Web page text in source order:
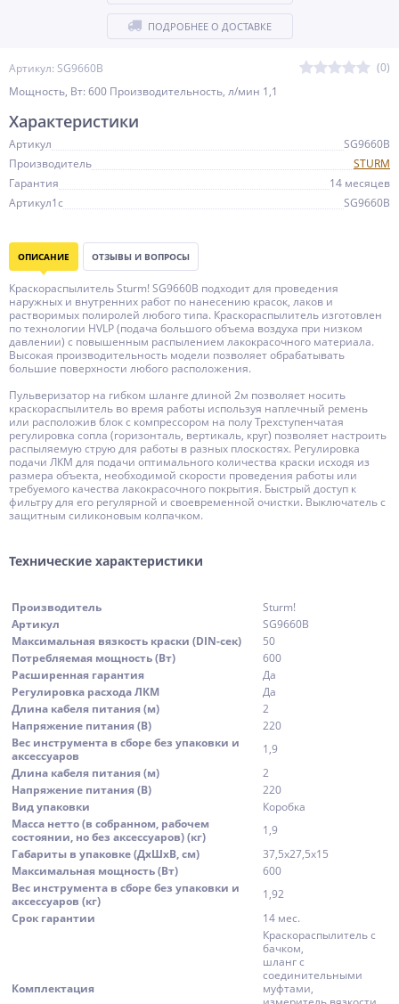
Артикул: SG9660B
(0)
Мощность, Вт: 600 Производительность, л/мин 1,1
ПОДРОБНЕЕ О ДОСТАВКЕ
Характеристики
Артикул
SG9660B
Производитель
STURM
Гарантия
14 месяцев
Артикул1c
SG9660B
ОПИСАНИЕ ОТЗЫВЫ И ВОПРОСЫ
Краскораспылитель Sturm! SG9660B подходит для проведения
наружных и внутренних работ по нанесению красок, лаков и
растворимых полиролей любого типа. Краскораспылитель изготовлен
по технологии HVLP (подача большого объема воздуха при низком
давлении) с повышенным распылением лакокрасочного материала.
Высокая производительность модели позволяет обрабатывать
большие поверхности любого расположения.
Пульверизатор на гибком шланге длиной 2м позволяет носить
краскораспылитель во время работы используя наплечный ремень
или расположив блок с компрессором на полу Трехступенчатая
регулировка сопла (горизонталь, вертикаль, круг) позволяет настроить
распыляемую струю для работы в разных плоскостях. Регулировка
подачи ЛКМ для подачи оптимального количества краски исходя из
размера объекта, необходимой скорости проведения работы или
требуемого качества лакокрасочного покрытия. Быстрый доступ к
фильтру для его регулярной и своевременной очистки. Выключатель с
защитным силиконовым колпачком.
Технические характеристики
Производитель
Sturm!
Артикул
SG9660B
Максимальная вязкость краски (DIN-сек)
50
Потребляемая мощность (Вт)
600
Расширенная гарантия
Да
Регулировка расхода ЛКМ
Да
Длина кабеля питания (м)
2
Напряжение питания (В)
220
Вес инструмента в сборе без упаковки и
аксессуаров
1,9
Длина кабеля питания (м)
2
Напряжение питания (В)
220
Вид упаковки
Коробка
Масса нетто (в собранном, рабочем
состоянии, но без аксессуаров) (кг)
1,9
Габариты в упаковке (ДхШхВ, см)
37,5x27,5x15
Максимальная мощность (Вт)
600
Вес инструмента в сборе без упаковки и
аксессуаров (кг)
1,92
Срок гарантии
14 мес.
Комплектация
Краскораспылитель с
бачком,
шланг с
соединительными
муфтами,